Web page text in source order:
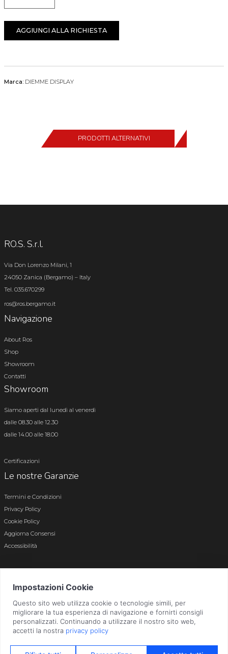
AGGIUNGI ALLA RICHIESTA
Marca: DIEMME DISPLAY
PRODOTTI ALTERNATIVI
RO.S. S.r.l.
Via Don Lorenzo Milani, 1
24050 Zanica (Bergamo) – Italy
Tel. 035.670299
ros@ros.bergamo.it
Navigazione
About Ros
Shop
Showroom
Contatti
Showroom
Siamo aperti dal lunedì al venerdì
dalle 08.30 alle 12.30
dalle 14.00 alle 18.00
Certificazioni
Le nostre Garanzie
Termini e Condizioni
Privacy Policy
Cookie Policy
Aggiorna Consensi
Accessibilità
Bergamo n. 01496180165 · Capitale Sociale i.v. € 800.000,00